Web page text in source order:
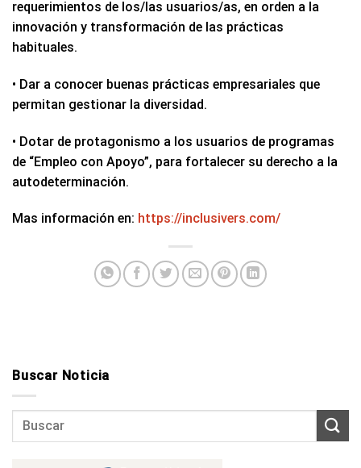
requerimientos de los/las usuarios/as, en orden a la
innovación y transformación de las prácticas
habituales.
• Dar a conocer buenas prácticas empresariales que
permitan gestionar la diversidad.
• Dotar de protagonismo a los usuarios de programas
de “Empleo con Apoyo”, para fortalecer su derecho a la
autodeterminación.
Mas información en: https://inclusivers.com/
Buscar Noticia